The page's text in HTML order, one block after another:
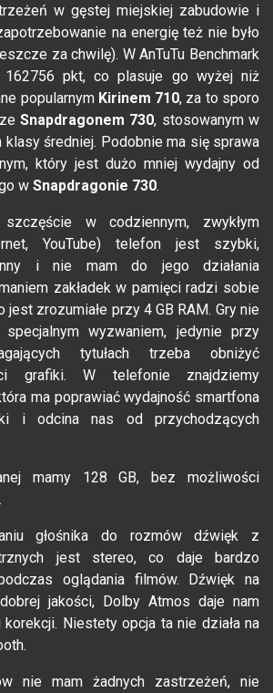
w gęstej miejskiej zabudowie i
na energię też nie było
za chwilę). W AnTuTu Benchmark
162756 pkt, co plasuje go wyżej niż
popularnym Kirinem 710, za to sporo
Snapdragonem 730, stosowanym w
klasy średniej. Podobnie ma się sprawa
który jest dużo mniej wydajny od
w Snapdragonie 730.
w codziennym, zwykłym
YouTube) telefon jest szybki,
i nie mam do jego działania
zakładek w pamięci radzi sobie
jest zrozumiałe przy 4 GB RAM. Gry nie
wyzwaniem, jedynie przy
tytułach trzeba obniżyć
grafiki. W telefonie znajdziemy
ma poprawiać wydajność smartfona
i odcina nas od przychodzących
mamy 128 GB, bez możliwości
głośnika do rozmów dźwięk z
jest stereo, co daje bardzo
oglądania filmów. Dźwięk na
jakości, Dolby Atmos daje nam
Niestety opcja ta nie działa na
nie mam żadnych zastrzeżeń, nie